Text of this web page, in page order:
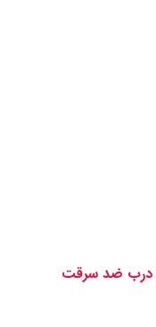
درب ضد سرقت